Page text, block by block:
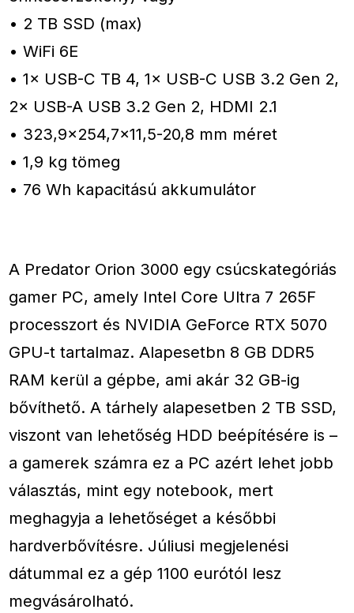
• 2 TB SSD (max)
• WiFi 6E
• 1× USB-C TB 4, 1× USB-C USB 3.2 Gen 2,
2× USB-A USB 3.2 Gen 2, HDMI 2.1
• 323,9×254,7×11,5-20,8 mm méret
• 1,9 kg tömeg
• 76 Wh kapacitású akkumulátor
A Predator Orion 3000 egy csúcskategóriás
gamer PC, amely Intel Core Ultra 7 265F
processzort és NVIDIA GeForce RTX 5070
GPU-t tartalmaz. Alapesetbn 8 GB DDR5
RAM kerül a gépbe, ami akár 32 GB-ig
bővíthető. A tárhely alapesetben 2 TB SSD,
viszont van lehetőség HDD beépítésére is –
a gamerek számra ez a PC azért lehet jobb
választás, mint egy notebook, mert
meghagyja a lehetőséget a későbbi
hardverbővítésre. Júliusi megjelenési
dátummal ez a gép 1100 eurótól lesz
megvásárolható.